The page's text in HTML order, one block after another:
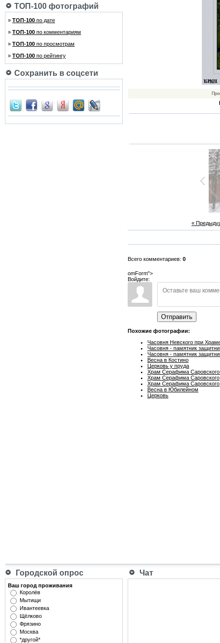
ТОП-100 фотографий
» ТОП-100 по дате
» ТОП-100 по комментариям
» ТОП-100 по просмотрам
» ТОП-100 по рейтингу
Сохранить в соцсети
«
Всего комментариев: 0
omForm">
Войдите:
Отправить
Похожие фотографии:
Часовня Невского при
Часовня - памятник
Часовня - памятник
Весна в Костино
Церковь у пруда
Храм Серафима
Храм Серафима Саровского
Храм Серафима
Весна в Юбилейном
Церковь
Городской опрос Чат
Ваш город проживания
Королёв
Мытищи
Ивантеевка
Щёлково
Фрязино
Москва
*другой*